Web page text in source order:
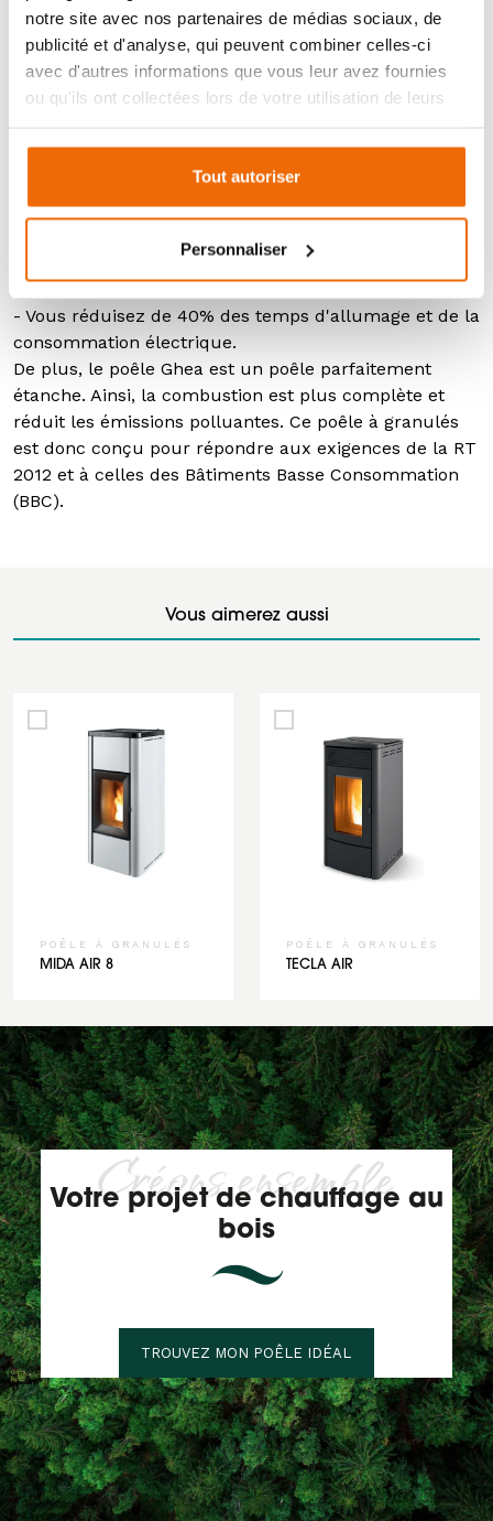
notre site avec nos partenaires de médias sociaux, de
publicité et d'analyse, qui peuvent combiner celles-ci
avec d'autres informations que vous leur avez fournies
ou qu'ils ont collectées lors de votre utilisation de leurs
Tout autoriser
Personnaliser
d’une puissance de 6kW.
Technologie avancée sur un poêle pas cher
Le poêle à granulés Ghea est doté d’une bougie
chocs thermiques et à l'usure, ce qui garantit une
longue durée de vie pour la bougie d'allumage
bougie : moins de 3 minutes pour chauffer votre
habitation.
- Vous réduisez de 40% des temps d'allumage et de la
consommation électrique.
De plus, le poêle Ghea est un poêle parfaitement
étanche. Ainsi, la combustion est plus complète et
réduit les émissions polluantes. Ce poêle à granulés
est donc conçu pour répondre aux exigences de la RT
2012 et à celles des Bâtiments Basse Consommation
(BBC).
Vous aimerez aussi
POÊLE À GRANULÉS
MIDA AIR 8
POÊLE À GRANULÉS
TECLA AIR
Créons ensemble
Votre projet de chauffage au
bois
TROUVEZ MON POÊLE IDÉAL